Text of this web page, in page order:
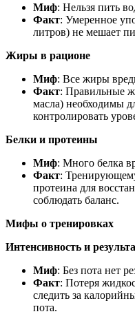
Миф: Нельзя пить
Факт: Умеренное
литров) не мешает
Жиры в рационе
Миф: Все жиры
Факт: Правильные
масла) необходимы
контролировать
Белки и протеины
Миф: Много белка
Факт:
протеина для
соблюдать баланс.
Мифы о тренировках
Интенсивность и
Миф: Без пота нет
Факт: Потеря
следить за
пота.